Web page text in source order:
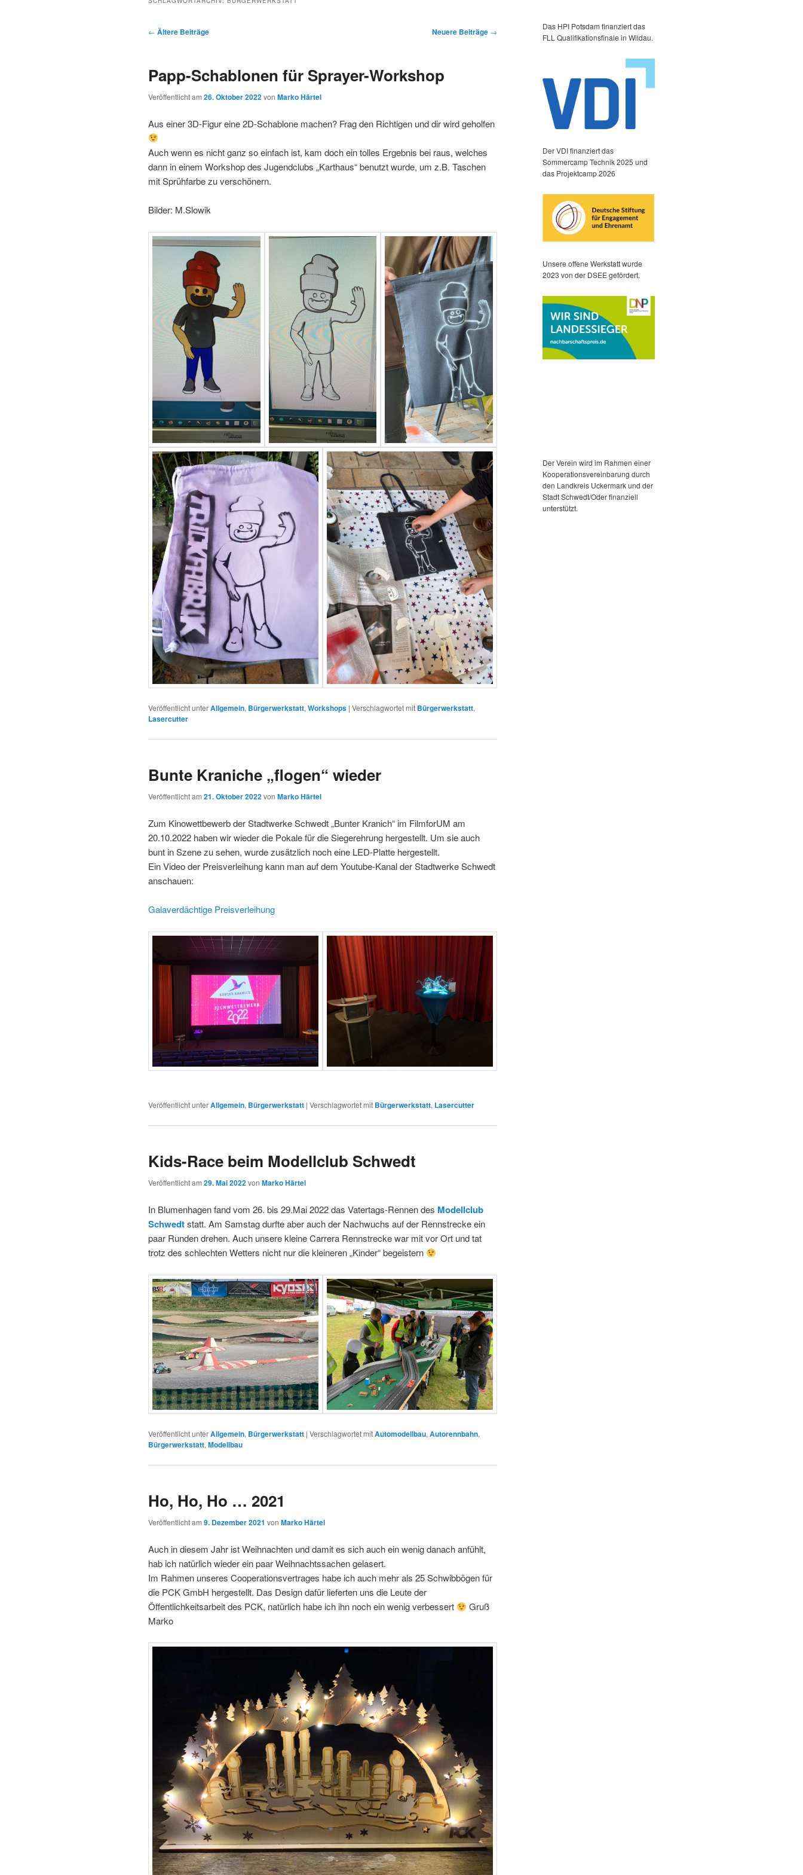
Beitragsnavigation
← Ältere Beiträge Neuere Beiträge →
Papp-Schablonen für Sprayer-Workshop
Veröffentlicht am 26. Oktober 2022von Marko Härtel
Aus einer 3D-Figur eine 2D-Schablone machen? Frag den Richtigen und dir wird geholfen
Auch wenn es nicht ganz so einfach ist, kam doch ein tolles Ergebnis bei raus, welches
dann in einem Workshop des Jugendclubs „Karthaus“ benutzt wurde, um z.B. Taschen
mit Sprühfarbe zu verschönern.
Bilder: M.Slowik
Veröffentlicht unterAllgemein, Bürgerwerkstatt,Workshops | Verschlagwortet mit Bürgerwerkstatt,
Lasercutter
Bunte Kraniche „flogen“ wieder
Veröffentlicht am 21. Oktober 2022von Marko Härtel
Zum Kinowettbewerb der Stadtwerke Schwedt „Bunter Kranich“ im FilmforUM am
20.10.2022 haben wir wieder die Pokale für die Siegerehrung hergestellt. Um sie auch
bunt in Szene zu sehen, wurde zusätzlich noch eine LED-Platte hergestellt.
Ein Video der Preisverleihung kann man auf dem Youtube-Kanal der Stadtwerke Schwedt
anschauen:
Galaverdächtige Preisverleihung
Veröffentlicht unterAllgemein, Bürgerwerkstatt | Verschlagwortet mit Bürgerwerkstatt, Lasercutter
Kids-Race beim Modellclub Schwedt
Veröffentlicht am 29. Mai 2022von Marko Härtel
In Blumenhagen fand vom 26. bis 29.Mai 2022 das Vatertags-Rennen des Modellclub
Schwedtstatt. Am Samstag durfte aber auch der Nachwuchs auf der Rennstrecke ein
paar Runden drehen. Auch unsere kleine Carrera Rennstrecke war mit vor Ort und tat
trotz des schlechten Wetters nicht nur die kleineren „Kinder“ begeistern
Veröffentlicht unterAllgemein, Bürgerwerkstatt | Verschlagwortet mitAutomodellbau, Autorennbahn,
Bürgerwerkstatt, Modellbau
Ho, Ho, Ho … 2021
Veröffentlicht am 9. Dezember 2021 von Marko Härtel
Auch in diesem Jahr ist Weihnachten und damit es sich auch ein wenig danach anfühlt,
hab ich natürlich wieder ein paar Weihnachtssachen gelasert.
Im Rahmen unseres Cooperationsvertrages habe ich auch mehr als 25 Schwibbögen für
die PCK GmbH hergestellt. Das Design dafür lieferten uns die Leute der
Öffentlichkeitsarbeit des PCK, natürlich habe ich ihn noch ein wenig verbessert
Gruß
Marko
Das HPI Potsdam finanziert das
FLL Qualifikationsfinale in Wildau.
Der VDI finanziert das
Sommercamp Technik 2025 und
das Projektcamp 2026
Unsere offene Werkstatt wurde
2023 von der DSEE gefördert.
Der Verein wird im Rahmen einer
Kooperationsvereinbarung durch
den Landkreis Uckermark und der
Stadt Schwedt/Oder finanziell
unterstützt.